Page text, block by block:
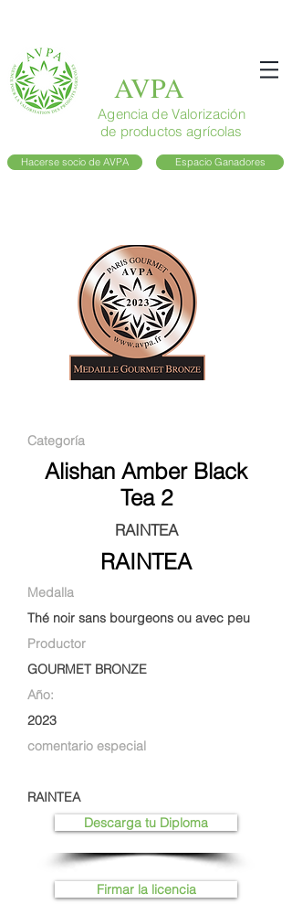
AVPA
Agencia de Valorización
de productos agrícolas
Hacerse socio de AVPA Espacio Ganadores
Categoría
Alishan Amber Black
Tea 2
RAINTEA
RAINTEA
Medalla
Thé noir sans bourgeons ou avec peu
Productor
GOURMET BRONZE
Año:
2023
comentario especial
RAINTEA
Descarga tu Diploma
Firmar la licencia